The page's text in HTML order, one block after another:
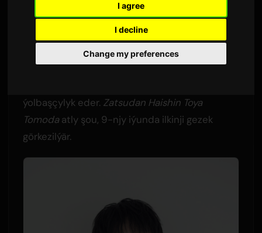
I agree
I decline
Change my preferences
Iňlis dilinden terjime edilmiştir
2,259 gezek görüldidi
Ses aktýory Kikunosuke Toya we komedian ORE
ýolbaşçylyk eder. Zatsudan Haishin Toya
Tomodaatly şou, 9-njy iýunda ilkinji gezek
görkezilýär.